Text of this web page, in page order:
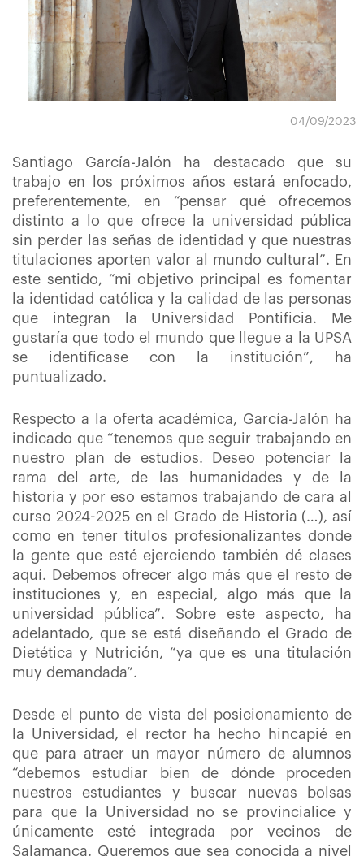
04/09/2023
Santiago García-Jalón ha destacado que su
trabajo en los próximos años estará enfocado,
preferentemente, en “pensar qué ofrecemos
distinto a lo que ofrece la universidad pública
sin perder las señas de identidad y que nuestras
titulaciones aporten valor al mundo cultural”. En
este sentido, “mi objetivo principal es fomentar
la identidad católica y la calidad de las personas
que integran la Universidad Pontificia. Me
gustaría que todo el mundo que llegue a la UPSA
se identificase con la institución”, ha
puntualizado.
Respecto a la oferta académica, García-Jalón ha
indicado que “tenemos que seguir trabajando en
nuestro plan de estudios. Deseo potenciar la
rama del arte, de las humanidades y de la
historia y por eso estamos trabajando de cara al
curso 2024-2025 en el Grado de Historia (…), así
como en tener títulos profesionalizantes donde
la gente que esté ejerciendo también dé clases
aquí. Debemos ofrecer algo más que el resto de
instituciones y, en especial, algo más que la
universidad pública”. Sobre este aspecto, ha
adelantado, que se está diseñando el Grado de
Dietética y Nutrición, “ya que es una titulación
muy demandada”.
Desde el punto de vista del posicionamiento de
la Universidad, el rector ha hecho hincapié en
que para atraer un mayor número de alumnos
“debemos estudiar bien de dónde proceden
nuestros estudiantes y buscar nuevas bolsas
para que la Universidad no se provincialice y
únicamente esté integrada por vecinos de
Salamanca. Queremos que sea conocida a nivel